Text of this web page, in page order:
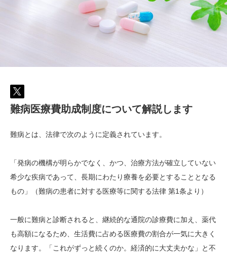
難病医療費助成制度について解説します
難病とは、法律で次のように定義されています。
「発病の機構が明らかでなく、かつ、治療方法が確立していない
希少な疾病であって、長期にわたり療養を必要とすることとなる
もの」（難病の患者に対する医療等に関する法律 第1条より）
一般に難病と診断されると、継続的な通院の診療費に加え、薬代
も高額になるため、生活費に占める医療費の割合が一気に大きく
なります。「これがずっと続くのか。経済的に大丈夫かな」と不